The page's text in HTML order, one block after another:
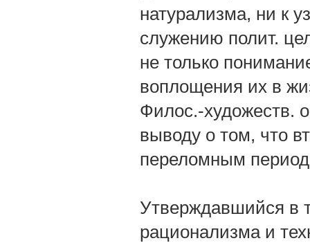
натурализма, ни к
служению полит.
не только
воплощения их в
Филос.-художеств.
выводу о том, что
переломным
Утверждавшийся в
рационализма и